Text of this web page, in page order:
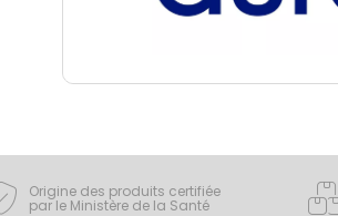
Origine des produits certifiée
par le Ministère de la Santé